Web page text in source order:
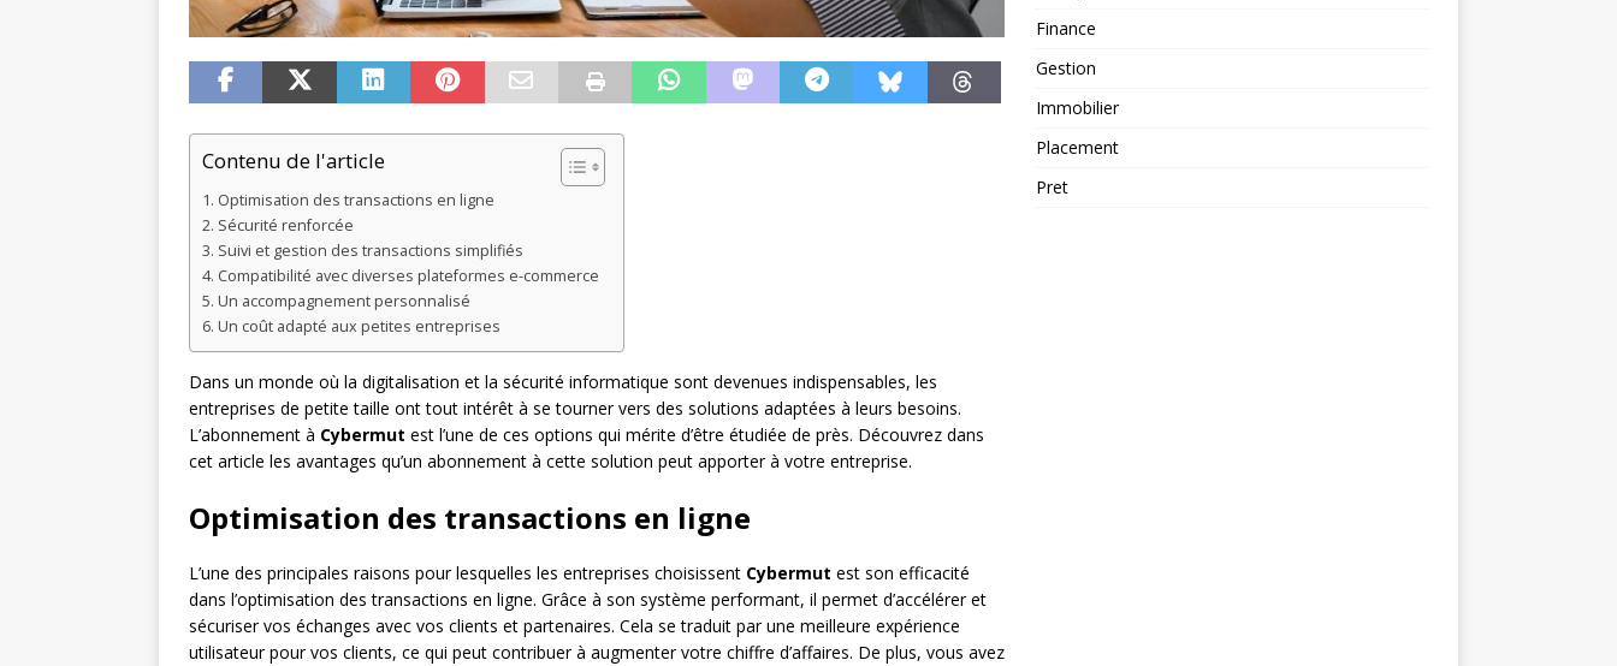
Contenu de l'article
Optimisation des transactions en ligne
Sécurité renforcée
Suivi et gestion des transactions simplifiés
Compatibilité avec diverses plateformes e-commerce
Un accompagnement personnalisé
Un coût adapté aux petites entreprises
Dans un monde où la digitalisation et la sécurité informatique sont devenues indispensables, les
entreprises de petite taille ont tout intérêt à se tourner vers des solutions adaptées à leurs besoins.
L’abonnement à Cybermut est l’une de ces options qui mérite d’être étudiée de près. Découvrez dans
cet article les avantages qu’un abonnement à cette solution peut apporter à votre entreprise.
Optimisation des transactions en ligne
L’une des principales raisons pour lesquelles les entreprises choisissent Cybermut est son efficacité
dans l’optimisation des transactions en ligne. Grâce à son système performant, il permet d’accélérer et
sécuriser vos échanges avec vos clients et partenaires. Cela se traduit par une meilleure expérience
utilisateur pour vos clients, ce qui peut contribuer à augmenter votre chiffre d’affaires. De plus, vous avez
Finance
Gestion
Immobilier
Placement
Pret